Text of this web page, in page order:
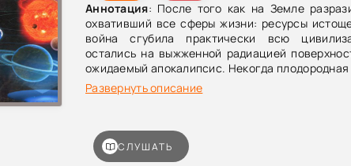
Аннотация: После того как на Земле
охвативший все сферы жизни: ресурсы
война сгубила практически всю
остались на выжженной радиацией
ожидаемый апокалипсис. Некогда
опустошена и мертва после потока
Часть сохранившихся потомков людей
внеземными цивилизациями, остатки
занимают подземный бункер Рос,
поверхность. Группа элитных спецназовцев
Развернуть описание
СЛУШАТЬ